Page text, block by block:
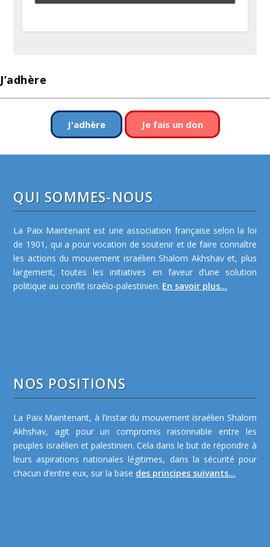
J’adhère
J'adhère Je fais un don
QUI SOMMES-NOUS
La Paix Maintenant est une association française selon la loi
de 1901, qui a pour vocation de soutenir et de faire connaître
les actions du mouvement israélien Shalom Akhshav et, plus
largement, toutes les initiatives en faveur d’une solution
politique au conflit israélo-palestinien. En savoir plus...
NOS POSITIONS
La Paix Maintenant, à l’instar du mouvement israélien Shalom
Akhshav, agit pour un compromis raisonnable entre les
peuples israélien et palestinien. Cela dans le but de répondre à
leurs aspirations nationales légitimes, dans la sécurité pour
chacun d’entre eux, sur la base des principes suivants...